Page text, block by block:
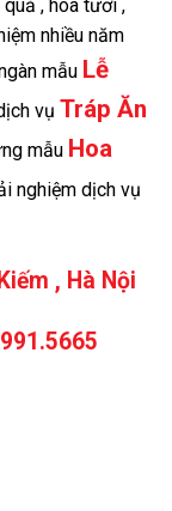
, hoa tươi ,
nhiều năm
mẫu Lễ
vụ Tráp Ăn
mẫu Hoa
nghiệm dịch vụ
, Hà Nội